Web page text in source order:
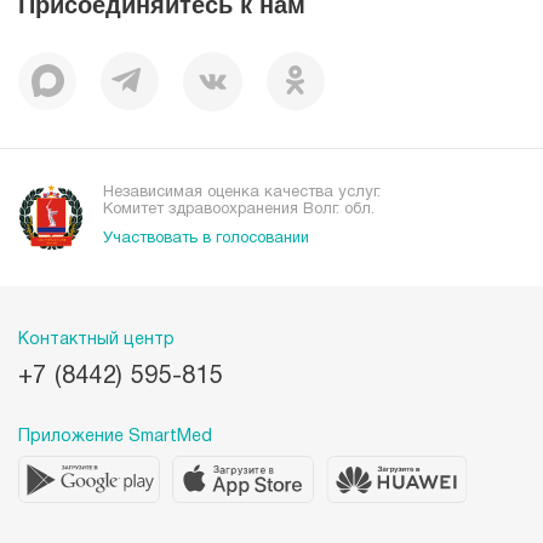
Независимая оценка качества услуг.
Комитет здравоохранения Волг. обл.
Участвовать в голосовании
Контактный центр
+7 (8442) 595-815
Приложение SmartMed